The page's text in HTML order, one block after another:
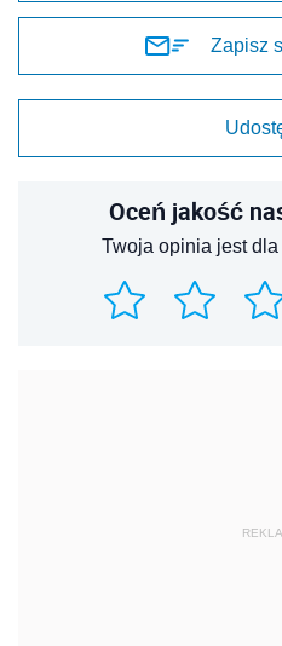
Zapisz
Oceń jakość
Twoja opinia jest